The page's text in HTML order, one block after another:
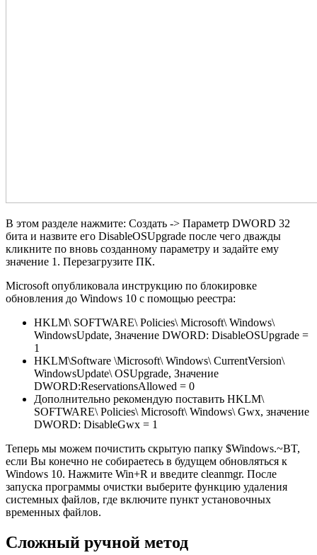
В этом разделе нажмите: Создать -> Параметр DWORD 32
бита и назвите его DisableOSUpgrade после чего дважды
кликните по вновь созданному параметру и задайте ему
значение 1. Перезагрузите ПК.
Microsoft опубликовала инструкцию по блокировке
обновления до Windows 10 с помощью реестра:
HKLM\ SOFTWARE\ Policies\ Microsoft\ Windows\
WindowsUpdate, Значение DWORD: DisableOSUpgrade =
1
HKLM\Software \Microsoft\ Windows\ CurrentVersion\
WindowsUpdate\ OSUpgrade, Значение
DWORD:ReservationsAllowed = 0
Дополнительно рекомендую поставить HKLM\
SOFTWARE\ Policies\ Microsoft\ Windows\ Gwx, значение
DWORD: DisableGwx = 1
Теперь мы можем почистить скрытую папку $Windows.~BT,
если Вы конечно не собираетесь в будущем обновляться к
Windows 10. Нажмите Win+R и введите cleanmgr. После
запуска программы очистки выберите функцию удаления
системных файлов, где включите пункт установочных
временных файлов.
Сложный ручной метод